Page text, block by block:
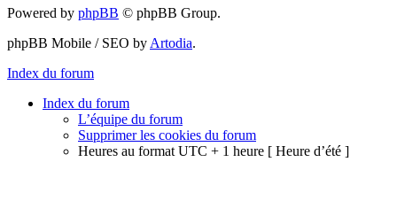
Powered by phpBB © phpBB Group.
phpBB Mobile / SEO by Artodia.
Index du forum
Index du forum
L’équipe du forum
Supprimer les cookies du forum
Heures au format UTC + 1 heure [ Heure d’été ]